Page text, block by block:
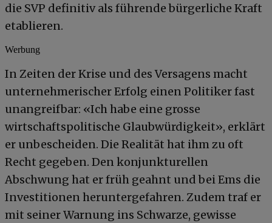
die SVP definitiv als führende bürgerliche Kraft
etablieren.
Werbung
In Zeiten der Krise und des Versagens macht
unternehmerischer Erfolg einen Politiker fast
unangreifbar: «Ich habe eine grosse
wirtschaftspolitische Glaubwürdigkeit», erklärt
er unbescheiden. Die Realität hat ihm zu oft
Recht gegeben. Den konjunkturellen
Abschwung hat er früh geahnt und bei Ems die
Investitionen heruntergefahren. Zudem traf er
mit seiner Warnung ins Schwarze, gewisse